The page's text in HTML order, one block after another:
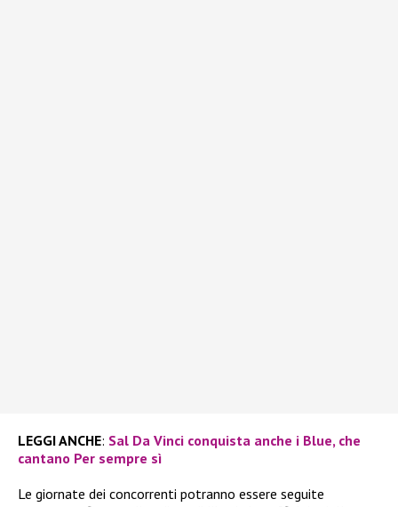
LEGGI ANCHE: Sal Da Vinci conquista anche i Blue, che
cantano Per sempre sì
Le giornate dei concorrenti potranno essere seguite